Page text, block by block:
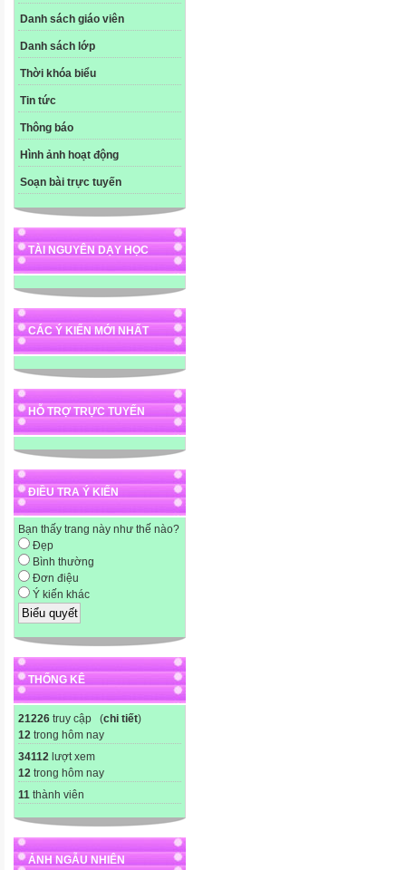
Danh sách giáo viên
Danh sách lớp
Thời khóa biểu
Tin tức
Thông báo
Hình ảnh hoạt động
Soạn bài trực tuyến
TÀI NGUYÊN DẠY HỌC
CÁC Ý KIẾN MỚI NHẤT
HỖ TRỢ TRỰC TUYẾN
ĐIỀU TRA Ý KIẾN
Bạn thấy trang này như thế nào?
Đẹp
Bình thường
Đơn điệu
Ý kiến khác
THỐNG KÊ
21226 truy cập (chi tiết)
12 trong hôm nay
34112 lượt xem
12 trong hôm nay
11 thành viên
ẢNH NGẪU NHIÊN